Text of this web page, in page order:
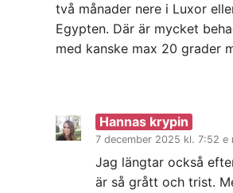
två månader nere i Luxor
Egypten. Där är mycket
med kanske max 20 grader
Hannas krypin
7 december 2025 kl. 7:52 e
Jag längtar också
är så grått och trist.